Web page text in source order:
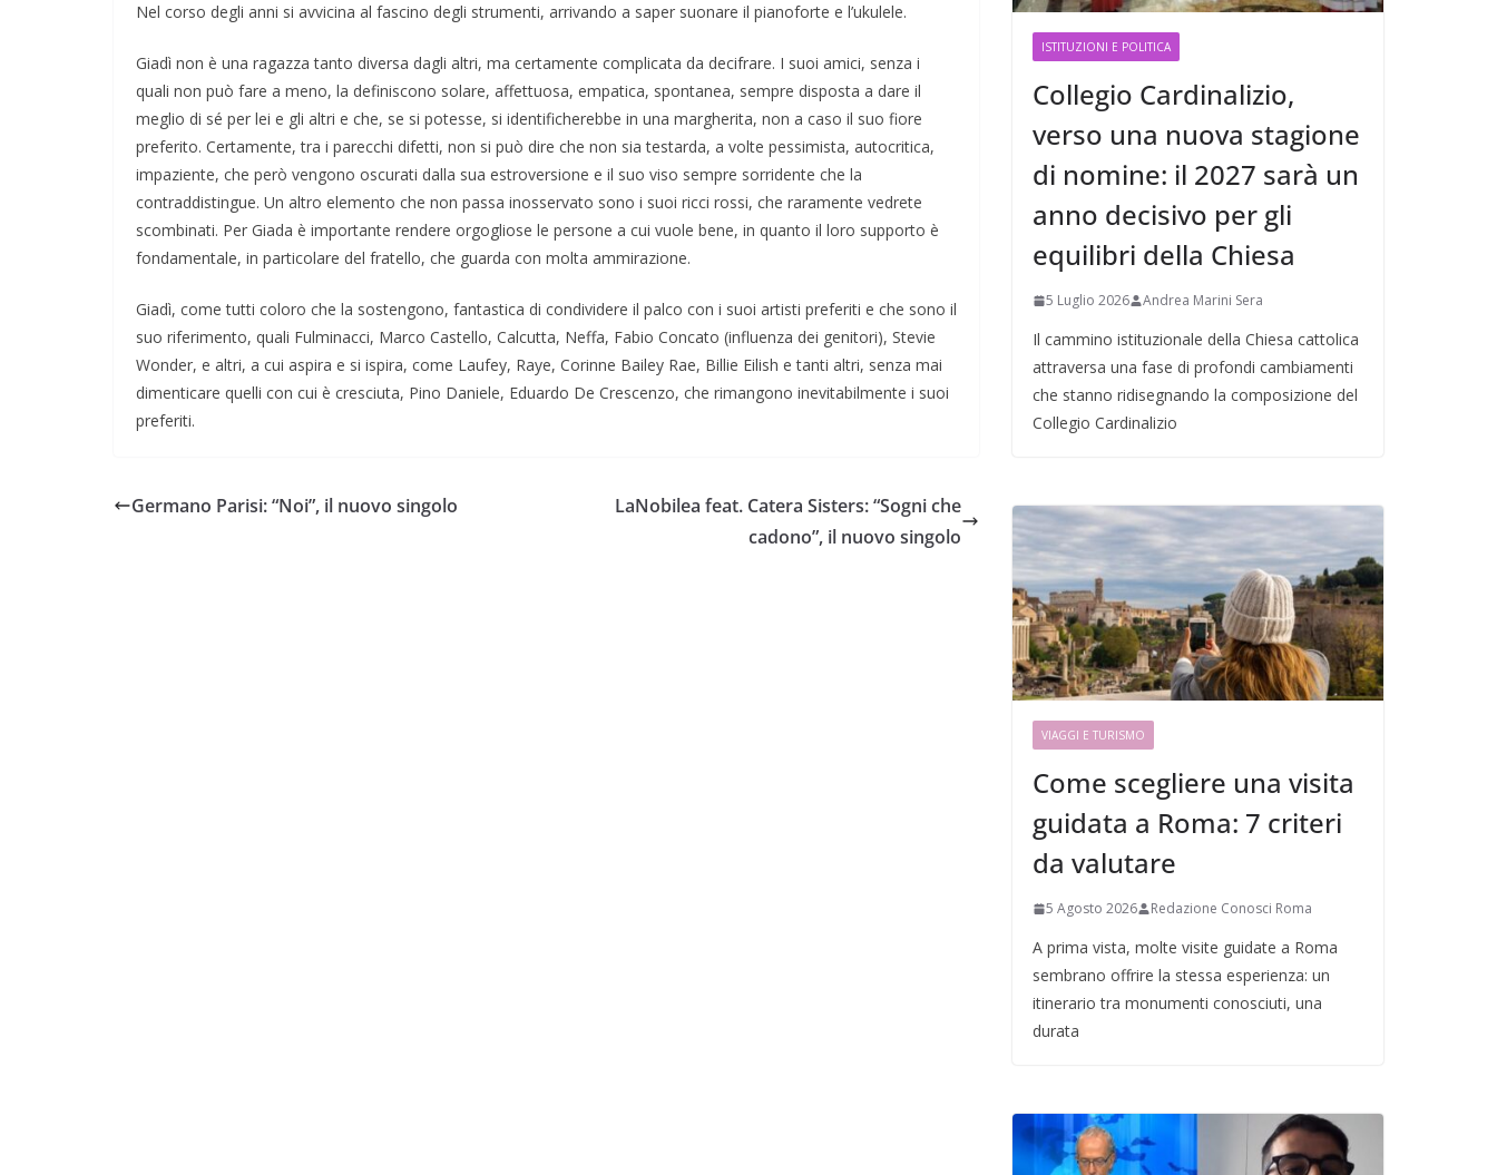
Nel corso degli anni si avvicina al fascino degli strumenti, arrivando a saper suonare il pianoforte e l’ukulele.
Giadì non è una ragazza tanto diversa dagli altri, ma certamente complicata da decifrare. I suoi amici, senza i
quali non può fare a meno, la definiscono solare, affettuosa, empatica, spontanea, sempre disposta a dare il
meglio di sé per lei e gli altri e che, se si potesse, si identificherebbe in una margherita, non a caso il suo fiore
preferito. Certamente, tra i parecchi difetti, non si può dire che non sia testarda, a volte pessimista, autocritica,
impaziente, che però vengono oscurati dalla sua estroversione e il suo viso sempre sorridente che la
contraddistingue. Un altro elemento che non passa inosservato sono i suoi ricci rossi, che raramente vedrete
scombinati. Per Giada è importante rendere orgogliose le persone a cui vuole bene, in quanto il loro supporto è
fondamentale, in particolare del fratello, che guarda con molta ammirazione.
Giadì, come tutti coloro che la sostengono, fantastica di condividere il palco con i suoi artisti preferiti e che sono il
suo riferimento, quali Fulminacci, Marco Castello, Calcutta, Neffa, Fabio Concato (influenza dei genitori), Stevie
Wonder, e altri, a cui aspira e si ispira, come Laufey, Raye, Corinne Bailey Rae, Billie Eilish e tanti altri, senza mai
dimenticare quelli con cui è cresciuta, Pino Daniele, Eduardo De Crescenzo, che rimangono inevitabilmente i suoi
preferiti.
Germano Parisi: “Noi”, il nuovo singolo
LaNobilea feat. Catera Sisters: “Sogni che
cadono”, il nuovo singolo
ISTITUZIONI E POLITICA
Collegio Cardinalizio,
verso una nuova stagione
di nomine: il 2027 sarà un
anno decisivo per gli
equilibri della Chiesa
5 Luglio 2026 Andrea Marini Sera
Il cammino istituzionale della Chiesa cattolica
attraversa una fase di profondi cambiamenti
che stanno ridisegnando la composizione del
Collegio Cardinalizio
VIAGGI E TURISMO
Come scegliere una visita
guidata a Roma: 7 criteri
da valutare
5 Agosto 2026 Redazione Conosci Roma
A prima vista, molte visite guidate a Roma
sembrano offrire la stessa esperienza: un
itinerario tra monumenti conosciuti, una
durata